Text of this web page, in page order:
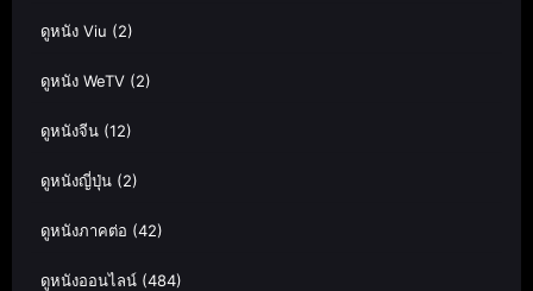
ดูหนัง Viu (2)
ดูหนัง WeTV (2)
ดูหนังจีน (12)
ดูหนังญี่ปุ่น (2)
ดูหนังภาคต่อ (42)
ดูหนังออนไลน์ (484)